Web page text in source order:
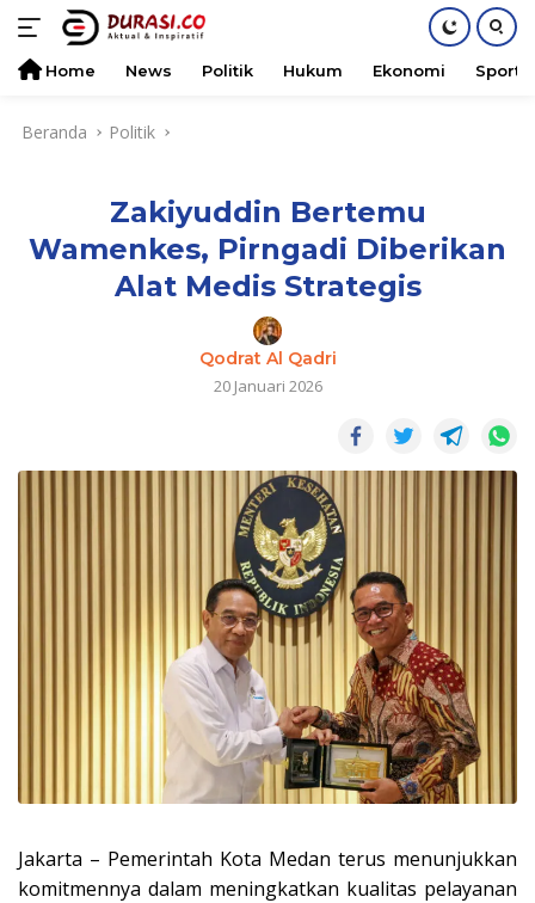
Home News Politik Hukum Ekonomi Sports
Beranda Politik
Zakiyuddin Bertemu
Wamenkes, Pirngadi Diberikan
Alat Medis Strategis
Qodrat Al Qadri
20 Januari 2026
Jakarta – Pemerintah Kota Medan terus menunjukkan
komitmennya dalam meningkatkan kualitas pelayanan